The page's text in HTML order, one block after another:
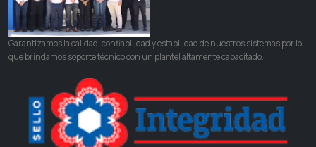
Garantizamos la calidad, confiabilidad y estabilidad de nuestros sistemas por lo
que brindamos soporte técnico con un plantel altamente capacitado.